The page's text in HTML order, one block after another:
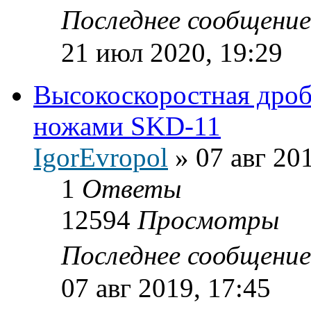
Последнее
21 июл 2020, 19:29
Высокоскоростная
ножами SKD-11
IgorEvropol » 07 авг
1 Ответы
12594 Просмотры
Последнее
07 авг 2019, 17:45